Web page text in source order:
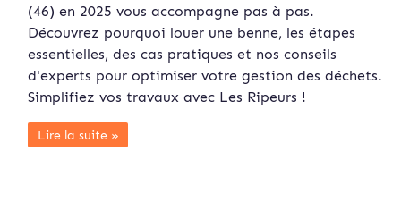
(46) en 2025 vous accompagne pas à pas.
Découvrez pourquoi louer une benne, les étapes
essentielles, des cas pratiques et nos conseils
d'experts pour optimiser votre gestion des déchets.
Simplifiez vos travaux avec Les Ripeurs !
Lire la suite »